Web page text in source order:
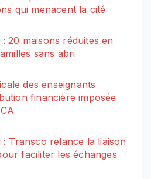
qui menacent la cité
20 maisons réduites en
sans abri
des enseignants
financière imposée
: Transco relance la liaison
faciliter les échanges